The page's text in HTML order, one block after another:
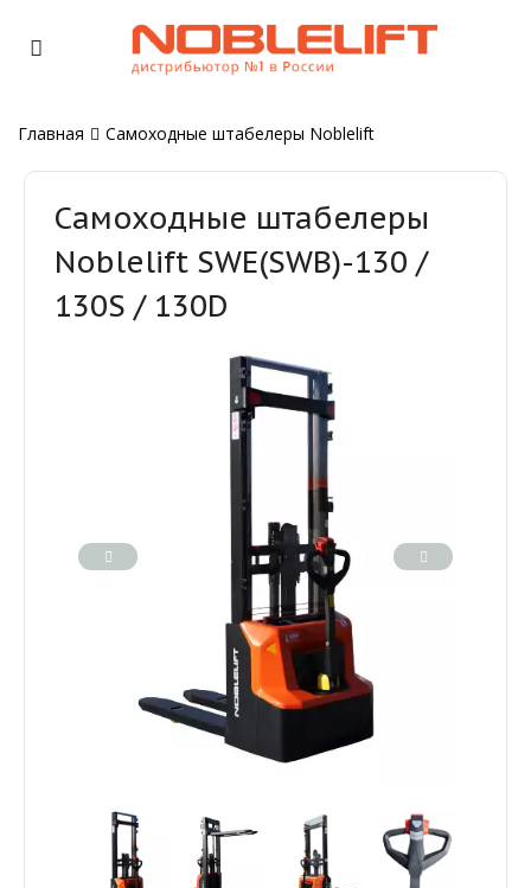
Главная Самоходные штабелеры Noblelift
Самоходные штабелеры
Noblelift SWE(SWB)-130 /
130S / 130D